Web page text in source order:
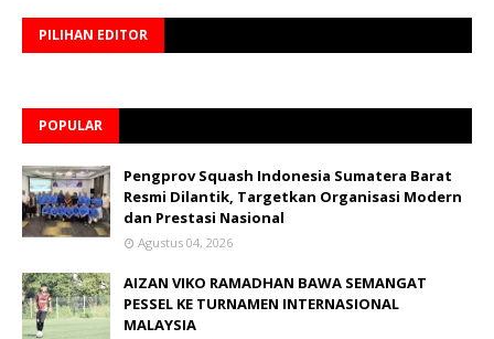
PILIHAN EDITOR
POPULAR
Pengprov Squash Indonesia Sumatera Barat
Resmi Dilantik, Targetkan Organisasi Modern
dan Prestasi Nasional
Agustus 04, 2026
AIZAN VIKO RAMADHAN BAWA SEMANGAT
PESSEL KE TURNAMEN INTERNASIONAL
MALAYSIA